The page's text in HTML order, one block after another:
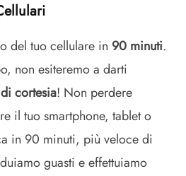
del tuo cellulare in 90 minuti.
non esiteremo a darti
cortesia! Non perdere
il tuo smartphone, tablet o
in 90 minuti, più veloce di
guasti e effettuiamo